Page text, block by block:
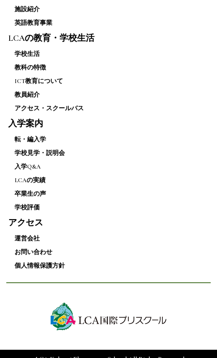
施設紹介
英語教育事業
LCAの教育・学校生活
学校生活
教科の特徴
ICT教育について
教員紹介
アクセス・スクールバス
入学案内
転・編入学
学校見学・説明会
入学Q&A
LCAの実績
卒業生の声
学校評価
アクセス
運営会社
お問い合わせ
個人情報保護方針